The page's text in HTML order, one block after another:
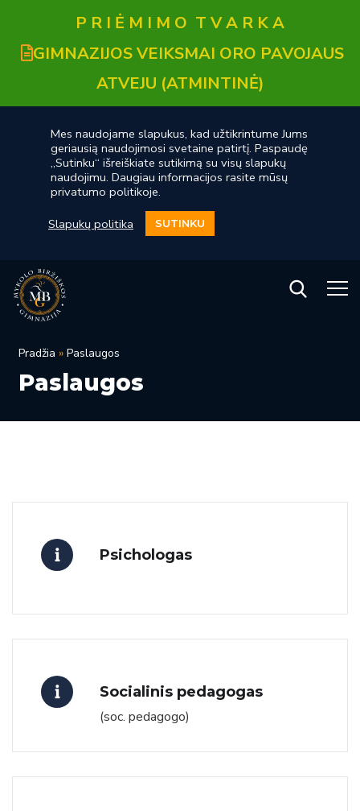
P R I Ė M I M O T V A R K A
GIMNAZIJOS VEIKSMAI ORO PAVOJAUS
ATVEJU (ATMINTINĖ)
Paslaugos
Pradžia » Paslaugos
Psichologas
Socialinis pedagogas
(soc. pedagogo)
Mes naudojame slapukus, kad užtikrintume Jums
geriausią naudojimosi svetaine patirtį. Paspaudę
„Sutinku“ išreiškiate sutikimą su visų slapukų
naudojimu. Daugiau informacijos rasite mūsų
privatumo politikoje.
Slapukų politika
SUTINKU